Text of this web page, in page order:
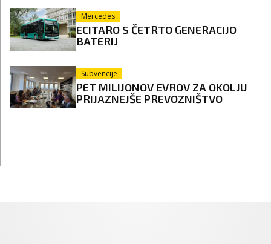
Mercedes
ECITARO S ČETRTO GENERACIJO
BATERIJ
Subvencije
PET MILIJONOV EVROV ZA OKOLJU
PRIJAZNEJŠE PREVOZNIŠTVO